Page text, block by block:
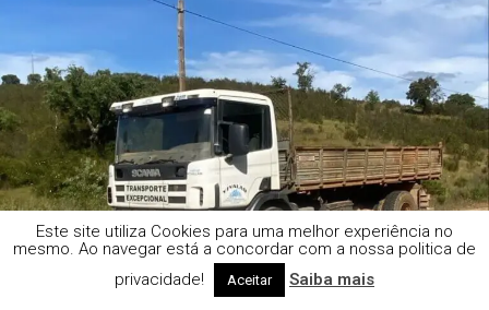
Este site utiliza Cookies para uma melhor experiência no
mesmo. Ao navegar está a concordar com a nossa politica de
privacidade!
Aceitar Saiba mais